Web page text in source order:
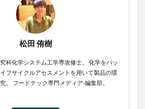
松田 侑樹
科化学システム工学専攻修士。 化学をバッ
フサイクルアセスメントを用いて製品の環
。 フードテック専門メディア-編集部。